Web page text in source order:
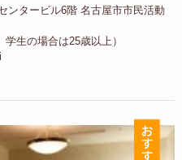
ンタービル6階 名古屋市市民活動
生の場合は25歳以上）
お